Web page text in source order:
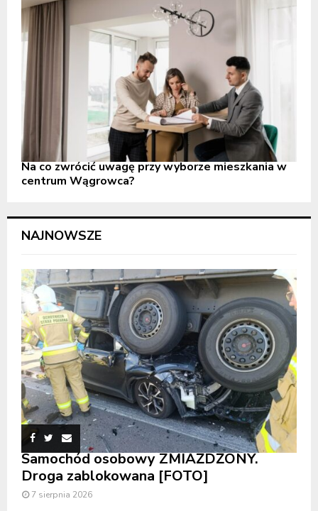
Na co zwrócić uwagę przy wyborze mieszkania w
centrum Wągrowca?
NAJNOWSZE
Samochód osobowy ZMIAŻDŻONY.
Droga zablokowana [FOTO]
7 sierpnia 2026